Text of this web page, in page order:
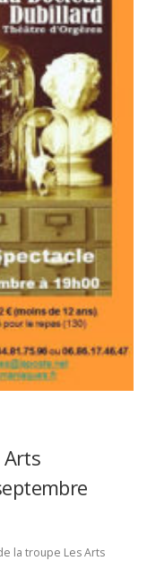
Arts
la troupe Les Arts